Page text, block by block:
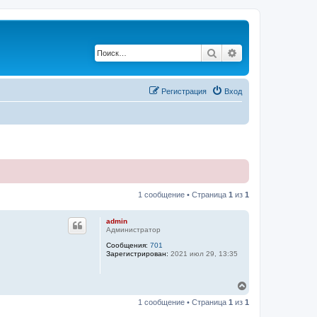
Поиск
Вход
Регистрация
1 сообщение • Страница 1 из 1
admin
Администратор
Сообщения: 701
Зарегистрирован: 2021 июл 29, 13:35
р
1 сообщение • Страница 1 из 1